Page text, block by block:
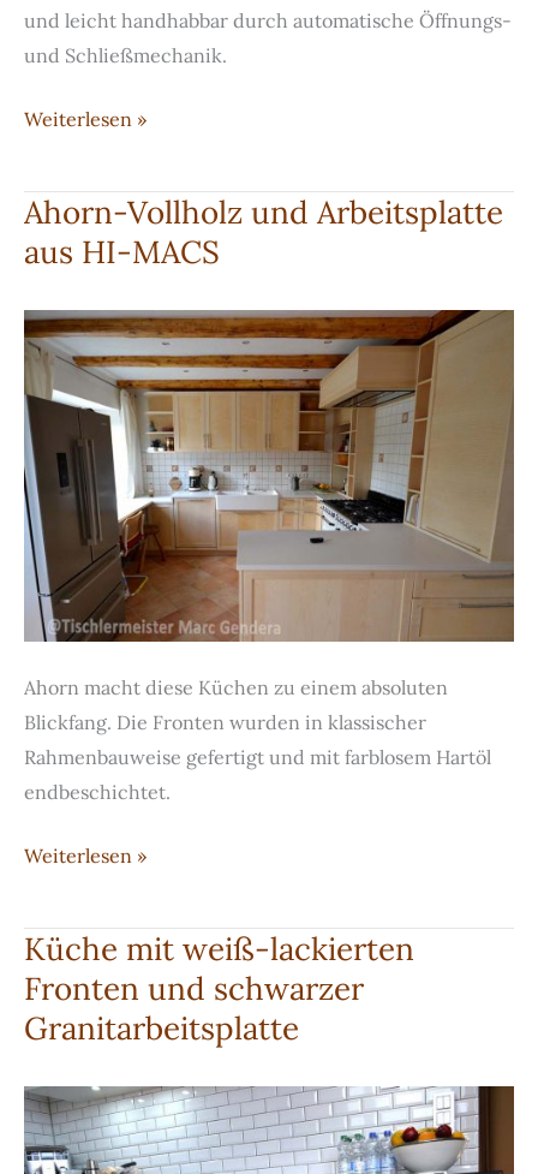
und leicht handhabbar durch automatische Öffnungs-
und Schließmechanik.
Weiße
aus
LG
HI-
Weiterlesen »
Ahorn-Vollholz und Arbeitsplatte
aus HI-MACS
Ahorn macht diese Küchen zu einem absoluten
Blickfang. Die Fronten wurden in klassischer
Rahmenbauweise gefertigt und mit farblosem Hartöl
endbeschichtet.
Ahorn-
und
Arbeitsplatte
aus
HI-
Weiterlesen »
Küche mit weiß-lackierten
Fronten und schwarzer
Granitarbeitsplatte